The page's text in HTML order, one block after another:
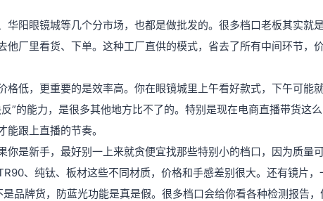
华阳眼镜城等几个分市场，也都是做批发的。很多档口老板其实就
他厂里看货、下单。这种工厂直供的模式，省去了所有中间环节，
格低，更重要的是效率高。你在眼镜城里上午看好款式，下午可能
”的能力，是很多其他地方比不了的。特别是现在电商直播带货这
跟上直播的节奏。
你是新手，最好别一上来就贪便宜找那些特别小的档口，因为质量
、纯钛、板材这些不同材质，价格和手感差别很大。还有镜片
品牌货，防蓝光功能是真是假。很多档口会给你看各种检测报告，